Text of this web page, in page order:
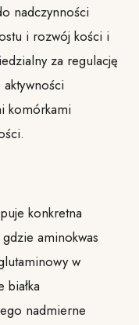
nadczynności
i rozwój kości i
za regulację
komórkami
konkretna
aminokwas
w
nadmierne